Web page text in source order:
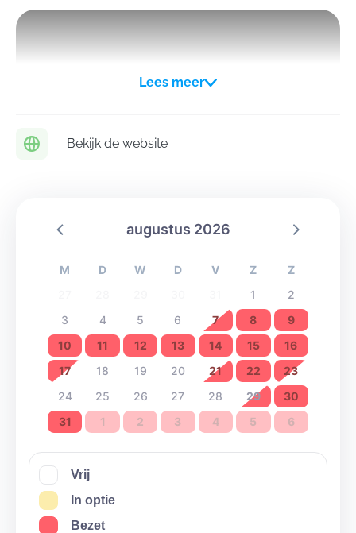
Lees meer
Bekijk de website
augustus 2026
M D W D V Z
Z
1
2
3
4 5 6 7 8
9
10
11 12 13 14 15
16
17
18 19 20 21 22
23
24
25 26 27 28 29
30
31
1 2 3 4 5 6
Vrij
In optie
Bezet